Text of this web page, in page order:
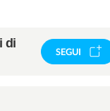
di
SEGUI